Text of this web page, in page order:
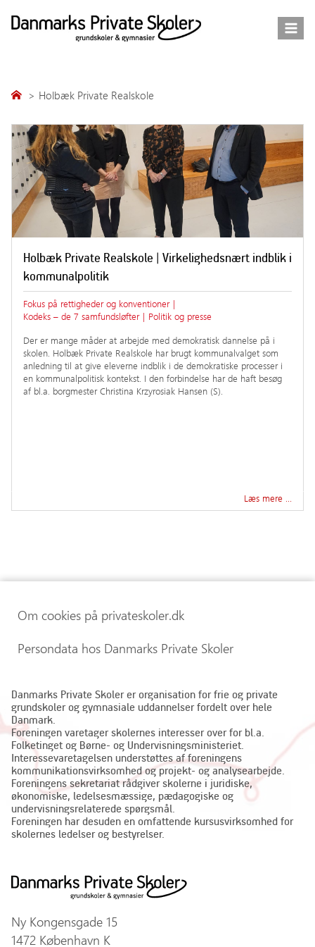
Holbæk Private Realskole
Holbæk Private Realskole | Virkelighedsnært indblik i
kommunalpolitik
Fokus på rettigheder og konventioner |
Kodeks – de 7 samfundsløfter | Politik og presse
Der er mange måder at arbejde med demokratisk dannelse på i
skolen. Holbæk Private Realskole har brugt kommunalvalget som
anledning til at give eleverne indblik i de demokratiske processer i
en kommunalpolitisk kontekst. I den forbindelse har de haft besøg
af bl.a. borgmester Christina Krzyrosiak Hansen (S).
Læs mere …
Om cookies på privateskoler.dk
Persondata hos Danmarks Private Skoler
Danmarks Private Skoler er organisation for frie og private
grundskoler og gymnasiale uddannelser fordelt over hele
Danmark.
Foreningen varetager skolernes interesser over for bl.a.
Folketinget og Børne- og Undervisningsministeriet.
Interessevaretagelsen understøttes af foreningens
kommunikationsvirksomhed og projekt- og analysearbejde.
Foreningens sekretariat rådgiver skolerne i juridiske,
økonomiske, ledelsesmæssige, pædagogiske og
undervisningsrelaterede spørgsmål.
Foreningen har desuden en omfattende kursusvirksomhed for
skolernes ledelser og bestyrelser.
Ny Kongensgade 15
1472 København K